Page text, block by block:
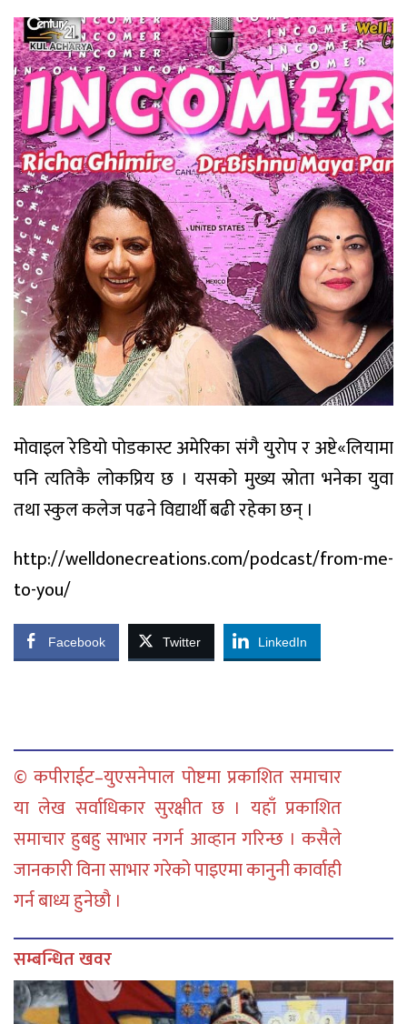
मोवाइल रेडियो पोडकास्ट अमेरिका संगै युरोप र अष्टे«लियामा
पनि त्यतिकै लोकप्रिय छ । यसको मुख्य स्रोता भनेका युवा
तथा स्कुल कलेज पढने विद्यार्थी बढी रहेका छन् ।
http://welldonecreations.com/podcast/from-me-
to-you/
Facebook Twitter LinkedIn
© कपीराईट–युएसनेपाल पोष्टमा प्रकाशित समाचार
या लेख सर्वाधिकार सुरक्षीत छ । यहाँ प्रकाशित
समाचार हुबहु साभार नगर्न आव्हान गरिन्छ । कसैले
जानकारी विना साभार गरेको पाइएमा कानुनी कार्वाही
गर्न बाध्य हुनेछौ ।
सम्बन्धित खवर